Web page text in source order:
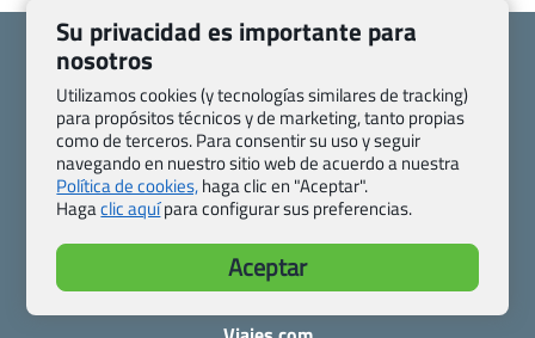
Quienes somos
Contacto
Pasaporte, Visado, Salud y otras disposiciones específicas
Blog de Viajes.com
Registro de agencias
Preguntas frecuentes
Condiciones generales
Política de privacidad y cookies
Todas las páginas – sitemap
Su privacidad es importante para
nosotros
Utilizamos cookies (y tecnologías similares de tracking)
para propósitos técnicos y de marketing, tanto propias
como de terceros. Para consentir su uso y seguir
navegando en nuestro sitio web de acuerdo a nuestra
Política de cookies,haga clic en "Aceptar".
Hagaclic aquípara configurar sus preferencias.
Aceptar